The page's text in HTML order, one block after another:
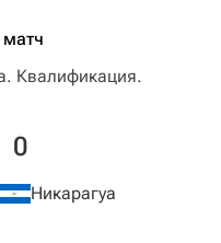
Квалификация.
0
Никарагуа